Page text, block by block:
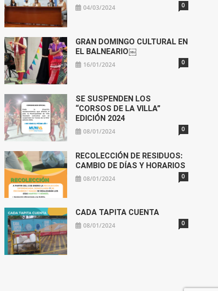
04/03/2024 0
GRAN DOMINGO CULTURAL EN
EL BALNEARIO￼
16/01/2024 0
SE SUSPENDEN LOS
“CORSOS DE LA VILLA”
EDICIÓN 2024
08/01/2024 0
RECOLECCIÓN DE RESIDUOS:
CAMBIO DE DÍAS Y HORARIOS
08/01/2024 0
CADA TAPITA CUENTA
08/01/2024 0